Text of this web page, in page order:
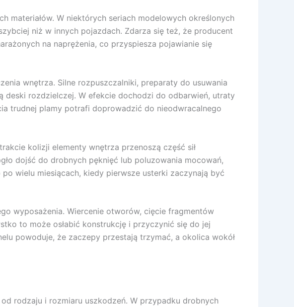
materiałów. W niektórych seriach modelowych określonych
niż w innych pojazdach. Zdarza się też, że producent
na naprężenia, co przyspiesza pojawianie się
wnętrza. Silne rozpuszczalniki, preparaty do usuwania
deski rozdzielczej. W efekcie dochodzi do odbarwień, utraty
trudnej plamy potrafi doprowadzić do nieodwracalnego
kolizji elementy wnętrza przenoszą część sił
dojść do drobnych pęknięć lub poluzowania mocowań,
wielu miesiącach, kiedy pierwsze usterki zaczynają być
wyposażenia. Wiercenie otworów, cięcie fragmentów
to może osłabić konstrukcję i przyczynić się do jej
powoduje, że zaczepy przestają trzymać, a okolica wokół
rodzaju i rozmiaru uszkodzeń. W przypadku drobnych